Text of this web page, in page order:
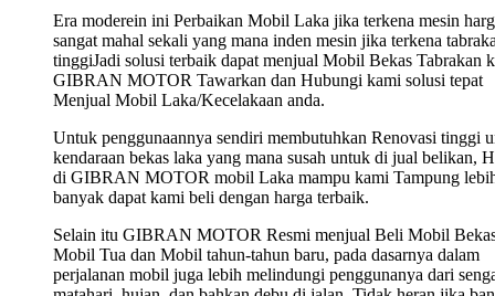
Era moderein ini Perbaikan Mobil Laka jika terkena mesin
sangat mahal sekali yang mana inden mesin jika terkena
tinggiJadi solusi terbaik dapat menjual Mobil Bekas Tabrakan
GIBRAN MOTOR Tawarkan dan Hubungi kami solusi tepat
Menjual Mobil Laka/Kecelakaan anda.
Untuk penggunaannya sendiri membutuhkan Renovasi tinggi
kendaraan bekas laka yang mana susah untuk di jual belikan,
di GIBRAN MOTOR mobil Laka mampu kami Tampung
banyak dapat kami beli dengan harga terbaik.
Selain itu GIBRAN MOTOR Resmi menjual Beli Mobil
Mobil Tua dan Mobil tahun-tahun baru, pada dasarnya dalam
perjalanan mobil juga lebih melindungi penggunanya dari